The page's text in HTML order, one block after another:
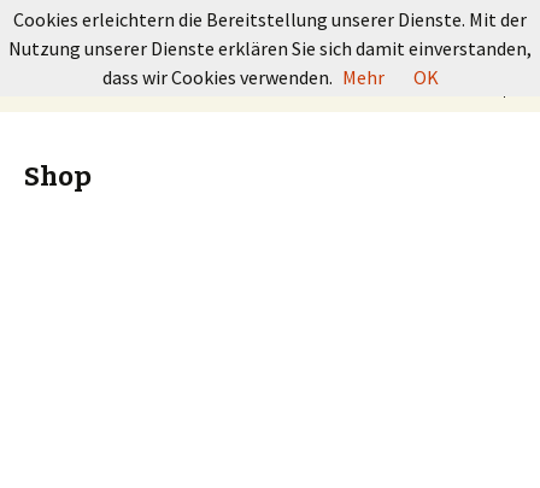
GRUNDKURS BOULDERN
Springe
nach:
Shop
Cookies erleichtern die Bereitstellung unserer Dienste. Mit der
Nutzung unserer Dienste erklären Sie sich damit einverstanden,
dass wir Cookies verwenden. Mehr OK